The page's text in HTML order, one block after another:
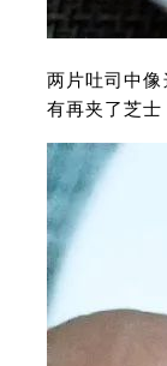
两片吐司中
有再夹了芝士